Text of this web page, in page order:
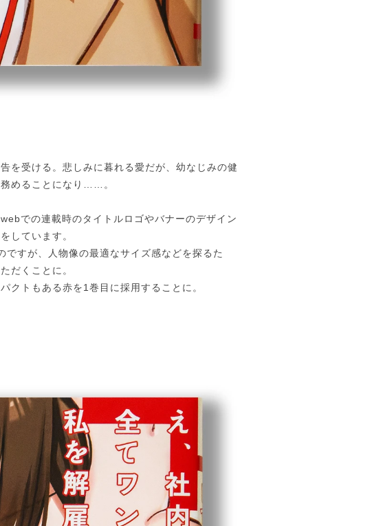
を受ける。悲しみに暮れる愛だが、幼なじみの健
めることになり……。
での連載時のタイトルロゴやバナーのデザイン
しています。
すが、人物像の最適なサイズ感などを探るた
だくことに。
クトもある赤を1巻目に採用することに。